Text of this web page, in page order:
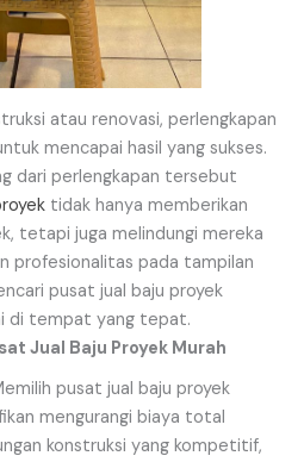
atau renovasi, perlengkapan
mencapai hasil yang sukses.
dari perlengkapan tersebut
tidak hanya memberikan
tetapi juga melindungi mereka
profesionalitas pada tampilan
pusat jual baju proyek
di tempat yang tepat.
Jual Baju Proyek Murah
pusat jual baju proyek
mengurangi biaya total
konstruksi yang kompetitif,